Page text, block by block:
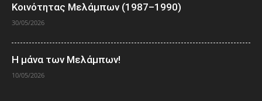
Κοινότητας Μελάμπων (1987–1990)
30/05/2026
Η μάνα των Μελάμπων!
10/05/2026